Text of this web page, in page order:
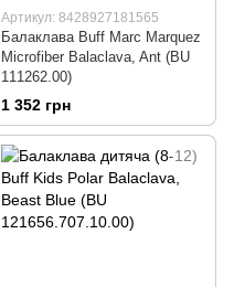
Артикул: 8428927181565
Балаклава Buff Marc Marquez
Microfiber Balaclava, Ant (BU
111262.00)
1 352 грн